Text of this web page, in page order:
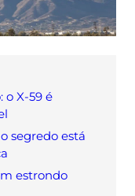
o X-59 é
segredo está
estrondo